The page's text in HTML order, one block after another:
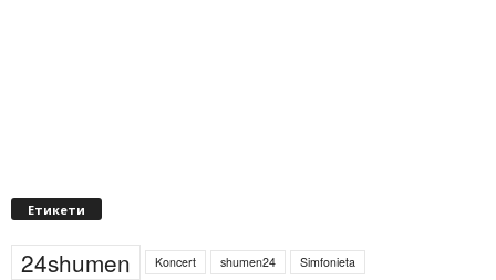
Етикети
24shumen Koncert shumen24
Simfonieta